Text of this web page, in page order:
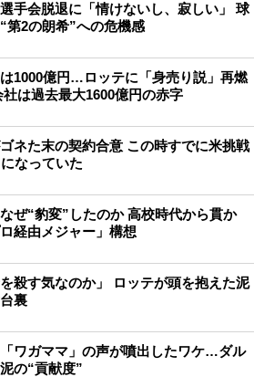
手会脱退に「情けないし、寂しい」 球
第2の朗希”への危機感
1000億円…ロッテに「身売り説」再燃
は過去最大1600億円の赤字
ネた末の契約合意 この時すでに米挑戦
なっていた
ぜ“豹変”したのか 高校時代から貫か
経由メジャー」構想
を殺す気なのか」 ロッテが頭を抱えた泥
裏
ワガママ」の声が噴出したワケ…ダル
の“貢献度”